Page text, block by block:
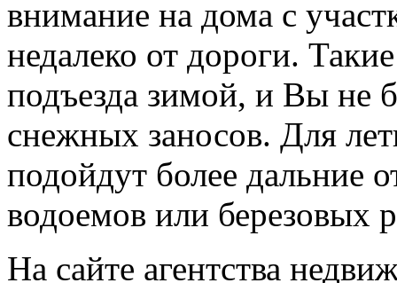
внимание на дома с
недалеко от дороги.
подъезда зимой, и Вы не
снежных заносов. Для
подойдут более дальние
водоемов или березовых
На сайте агентства